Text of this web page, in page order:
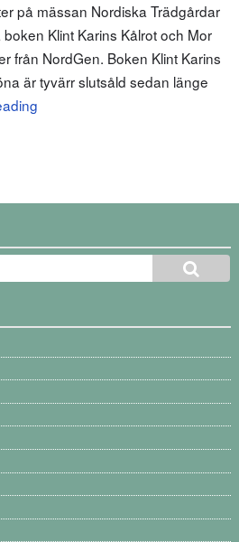
på mässan Nordiska Trädgårdar
Klint Karins Kålrot och Mor
från NordGen. Boken Klint Karins
är tyvärr slutsåld sedan länge